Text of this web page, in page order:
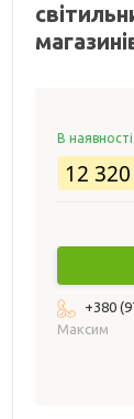
В наявності
12
+380
Максим